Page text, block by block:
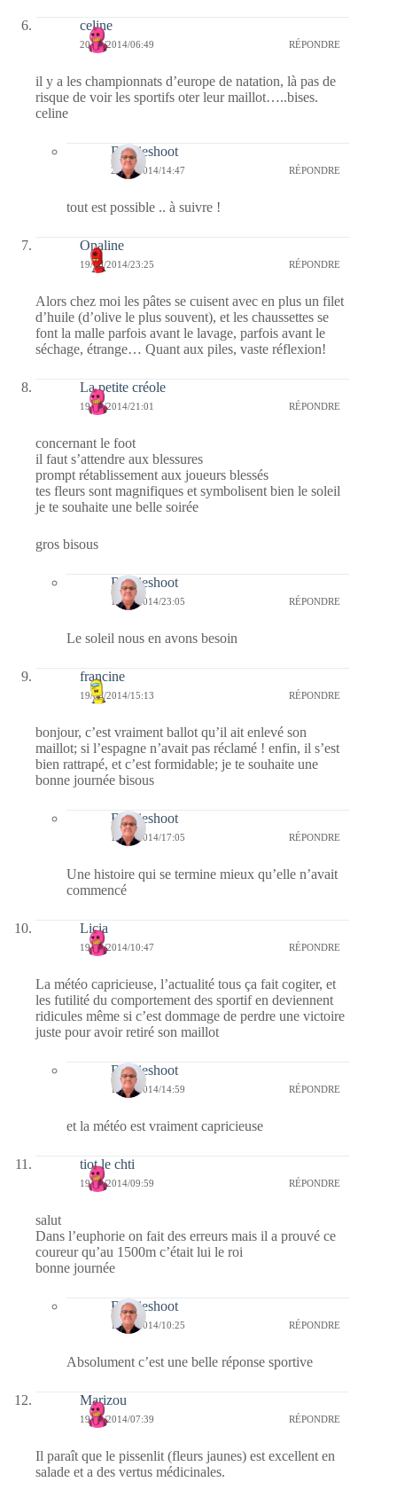
celine
20/08/2014/06:49 RÉPONDRE
il y a les championnats d’europe de natation, là pas de
risque de voir les sportifs oter leur maillot…..bises.
celine
Bernieshoot
20/08/2014/14:47 RÉPONDRE
tout est possible .. à suivre !
Opaline
19/08/2014/23:25 RÉPONDRE
Alors chez moi les pâtes se cuisent avec en plus un filet
d’huile (d’olive le plus souvent), et les chaussettes se
font la malle parfois avant le lavage, parfois avant le
séchage, étrange… Quant aux piles, vaste réflexion!
La petite créole
19/08/2014/21:01 RÉPONDRE
concernant le foot
il faut s’attendre aux blessures
prompt rétablissement aux joueurs blessés
tes fleurs sont magnifiques et symbolisent bien le soleil
je te souhaite une belle soirée
gros bisous
Bernieshoot
19/08/2014/23:05 RÉPONDRE
Le soleil nous en avons besoin
francine
19/08/2014/15:13 RÉPONDRE
bonjour, c’est vraiment ballot qu’il ait enlevé son
maillot; si l’espagne n’avait pas réclamé ! enfin, il s’est
bien rattrapé, et c’est formidable; je te souhaite une
bonne journée bisous
Bernieshoot
19/08/2014/17:05 RÉPONDRE
Une histoire qui se termine mieux qu’elle n’avait
commencé
Licia
19/08/2014/10:47 RÉPONDRE
La météo capricieuse, l’actualité tous ça fait cogiter, et
les futilité du comportement des sportif en deviennent
ridicules même si c’est dommage de perdre une victoire
juste pour avoir retiré son maillot
Bernieshoot
19/08/2014/14:59 RÉPONDRE
et la météo est vraiment capricieuse
tiot le chti
19/08/2014/09:59 RÉPONDRE
salut
Dans l’euphorie on fait des erreurs mais il a prouvé ce
coureur qu’au 1500m c’était lui le roi
bonne journée
Bernieshoot
19/08/2014/10:25 RÉPONDRE
Absolument c’est une belle réponse sportive
Marizou
19/08/2014/07:39 RÉPONDRE
Il paraît que le pissenlit (fleurs jaunes) est excellent en
salade et a des vertus médicinales.